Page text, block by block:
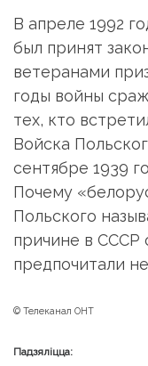
В апреле 1992
был принят
ветеранами
годы войны
тех, кто
Войска
сентябре 1939
Почему
Польского
причине в СССР
предпочитали
© Телеканал ОНТ
Падзяліцца: